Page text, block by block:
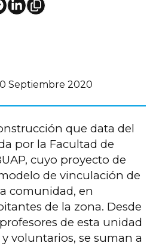
Septiembre 2020
que data del
por la Facultad de
cuyo proyecto de
de vinculación de
comunidad, en
de la zona. Desde
de esta unidad
voluntarios, se suman a